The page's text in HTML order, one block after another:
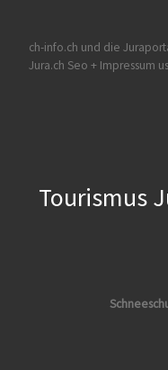
ch-info.ch und die
Jura.ch Seo + Impressum
Tourismus